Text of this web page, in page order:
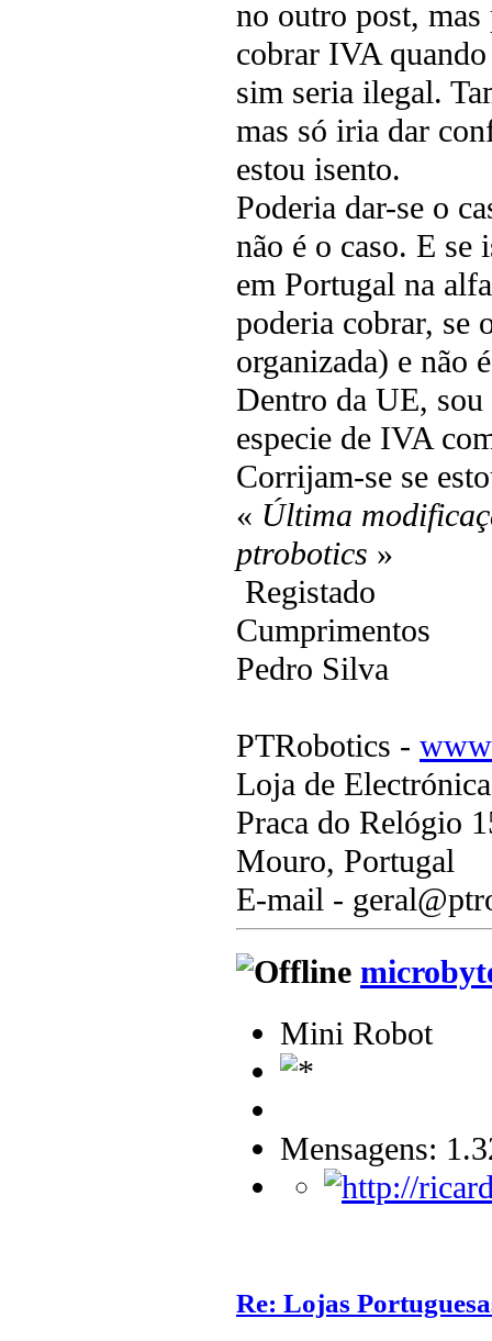
no outro post, mas
cobrar IVA
sim seria ilegal.
mas só iria dar
estou isento.
Poderia dar-se o
não é o caso. E se
em Portugal na
poderia cobrar, se
organizada) e não
Dentro da UE, sou
especie de IVA
Corrijam-se se
« Última
ptrobotics »
Registado
Cumprimentos
Pedro Silva
PTRobotics -
Loja de
Praca do Relógio
Mouro, Portugal
E-mail -
Mini Robot
Mensagens:
Re: Lojas